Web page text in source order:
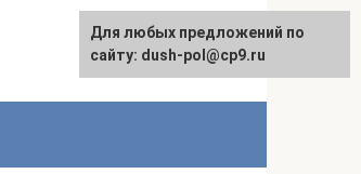
Для любых предложений по
сайту: dush-pol@cp9.ru